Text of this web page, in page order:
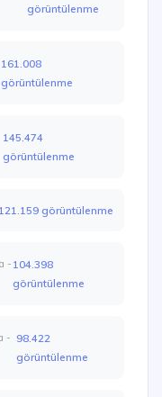
görüntülenme
161.008
görüntülenme
145.474
görüntülenme
121.159 görüntülenme
- 104.398
görüntülenme
- 98.422
görüntülenme